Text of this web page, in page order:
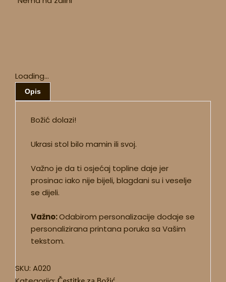
Loading...
Opis
Božić dolazi!
Ukrasi stol bilo mamin ili svoj.
Važno je da ti osjećaj topline daje jer
prosinac iako nije bijeli, blagdani su i veselje
se dijeli.
Važno:Odabirom personalizacije dodaje se
personalizirana printana poruka sa Vašim
tekstom.
SKU: A020